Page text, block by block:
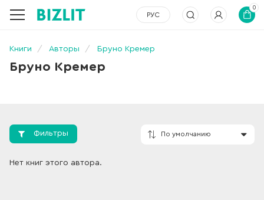
РУС
0
Книги Авторы Бруно Кремер
Бруно Кремер
Фильтры
Нет книг этого автора.